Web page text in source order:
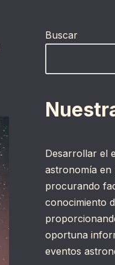
Buscar
Desarrollar el
astronomía en
procurando
conocimiento
oportuna
eventos